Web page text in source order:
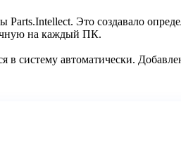
Это создавало
на каждый ПК.
в систему автоматически.